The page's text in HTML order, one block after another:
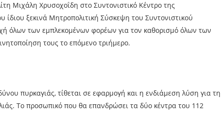
Μιχάλη Χρυσοχοΐδη στο Συντονιστικό Κέντρο της
ξεκινά Μητροπολιτική Σύσκεψη του Συντονιστικού
όλων των εμπλεκομένων φορέων για τον καθορισμό όλων των
τους το επόμενο τριήμερο.
πυρκαγιάς, τίθεται σε εφαρμογή και η ενδιάμεση λύση για τη
Το προσωπικό που θα επανδρώσει τα δύο κέντρα του 112